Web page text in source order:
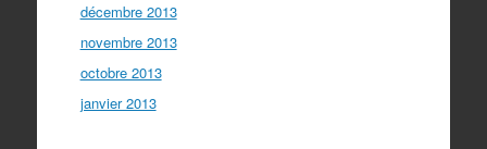
décembre 2013
novembre 2013
octobre 2013
janvier 2013